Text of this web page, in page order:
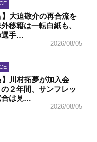
】大迫敬介の再合流を
移籍は一転白紙も、
選手…
2026/08/05
】川村拓夢が加入会
の２年間、サンフレッ
合は見…
2026/08/05